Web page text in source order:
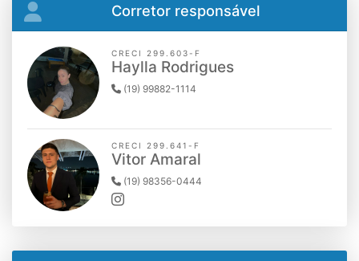
Corretor responsável
CRECI 299.603-F
Haylla Rodrigues
(19) 99882-1114
CRECI 299.641-F
Vitor Amaral
(19) 98356-0444